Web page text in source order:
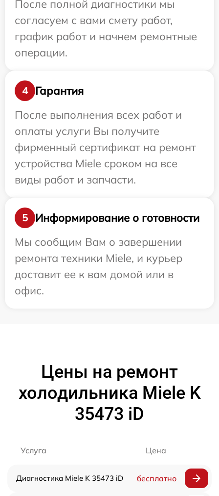
После полной диагностики мы
согласуем с вами смету работ,
график работ и начнем ремонтные
операции.
4
Гарантия
После выполнения всех работ и
оплаты услуги Вы получите
фирменный сертификат на ремонт
устройства Miele сроком на все
виды работ и запчасти.
5
Информирование о готовности
Мы сообщим Вам о завершении
ремонта техники Miele, и курьер
доставит ее к вам домой или в
офис.
Цены на ремонт
холодильника Miele K
35473 iD
Услуга Цена
Диагностика Miele K 35473 iD бесплатно